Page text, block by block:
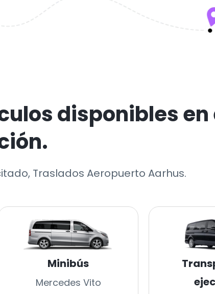
disponibles en
Traslados Aeropuerto Aarhus.
Minibús
Mercedes Vito